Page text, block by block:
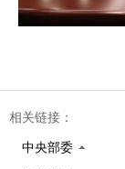
相关链接：
中央部委